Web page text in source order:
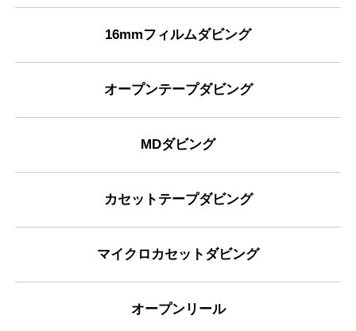
16mmフィルムダビング
オープンテープダビング
MDダビング
カセットテープダビング
マイクロカセットダビング
オープンリール